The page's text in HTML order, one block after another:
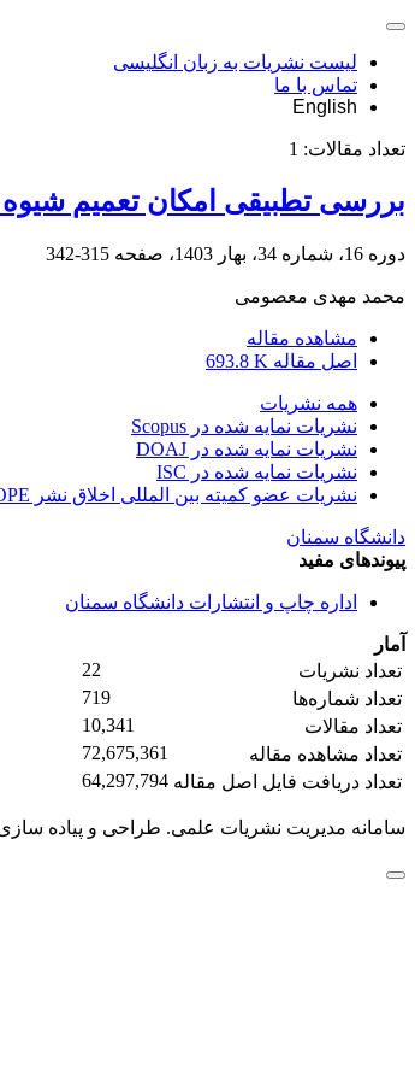
لیست نشریات به زبان انگلیسی
تماس با ما
English
تعداد مقالات: 1
بررسی تطبیقی امکان تعمیم
دوره 16، شماره 34، بهار 1403، صفحه 315-342
محمد مهدی معصومی
مشاهده مقاله
اصل مقاله 693.8 K
همه نشریات
نشریات نمایه شده در Scopus
نشریات نمایه شده در DOAJ
نشریات نمایه شده در ISC
نشریات عضو کمیته بین المللی اخلاق نشر COPE
دانشگاه سمنان
پیوندهای مفید
اداره چاپ و انتشارات دانشگاه سمنان
آمار
تعداد نشریات
22
تعداد شماره‌ها
719
تعداد مقالات
10,341
تعداد مشاهده مقاله
72,675,361
تعداد دریافت فایل اصل مقاله 64,297,794
سامانه مدیریت نشریات علمی. طراحی و پیاده سازی